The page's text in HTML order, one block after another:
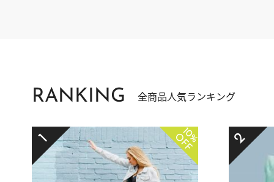
RANKING 全商品人気ランキング
1 10%
OFF 2